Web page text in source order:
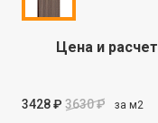
Цена и расчет
3428 ₽ 3630 ₽ за м2